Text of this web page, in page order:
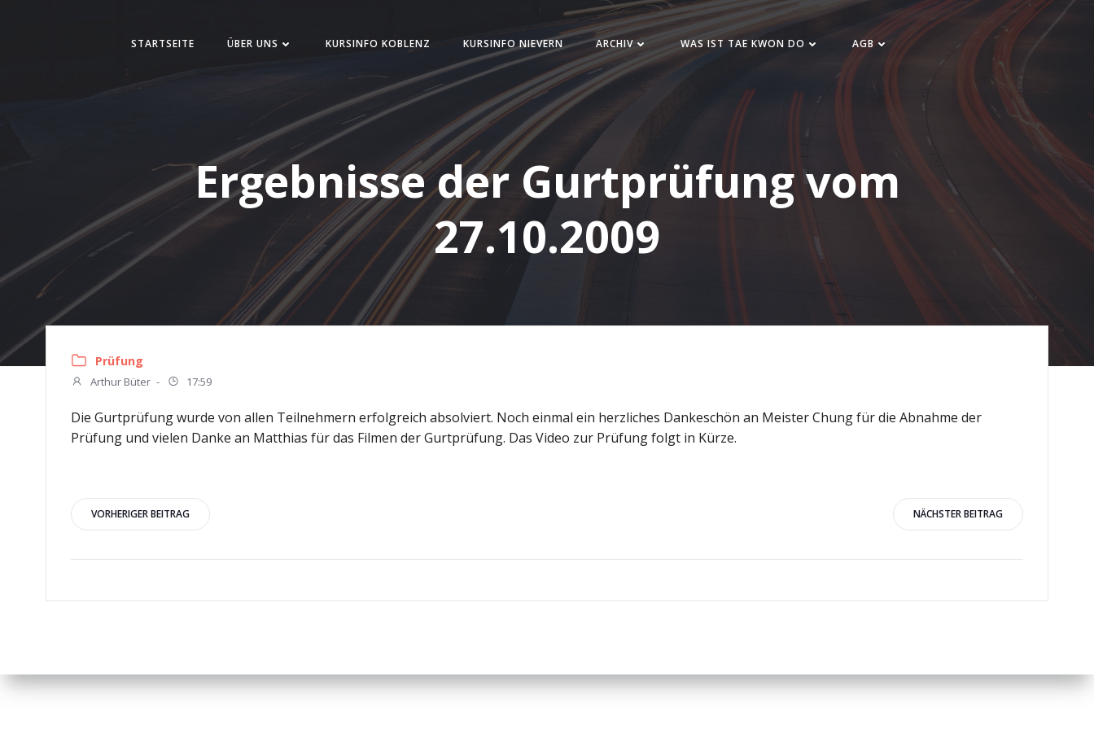
STARTSEITE ÜBER UNS KURSINFO KOBLENZ KURSINFO NIEVERN ARCHIV WAS IST TAE KWON DO AGB
Ergebnisse der Gurtprüfung vom
27.10.2009
Prüfung
Arthur Büter - 17:59
Die Gurtprüfung wurde von allen Teilnehmern erfolgreich absolviert. Noch einmal ein herzliches Dankeschön an Meister Chung für die Abnahme der
Prüfung und vielen Danke an Matthias für das Filmen der Gurtprüfung. Das Video zur Prüfung folgt in Kürze.
Beitragsnavigation
VORHERIGER BEITRAG NÄCHSTER BEITRAG